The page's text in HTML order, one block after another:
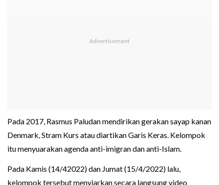
Pada 2017, Rasmus Paludan mendirikan gerakan sayap kanan
Denmark, Stram Kurs atau diartikan Garis Keras. Kelompok
itu menyuarakan agenda anti-imigran dan anti-Islam.
Pada Kamis (14/42022) dan Jumat (15/4/2022) lalu,
kelompok tersebut menyiarkan secara langsung video